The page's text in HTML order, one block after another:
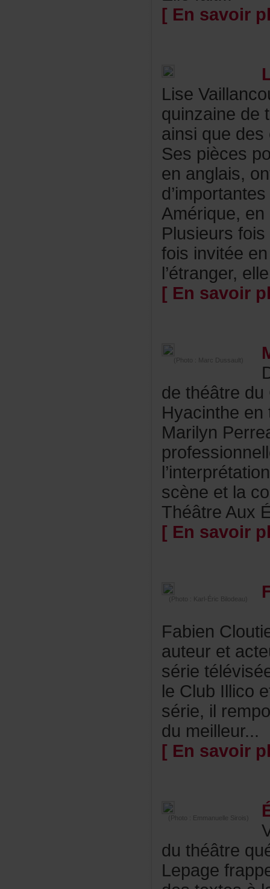
(Photo:MarcDussault)
(Photo:Karl-ÉricBilodeau)
dumeilleur...
(Photo:EmmanuelleSirois)